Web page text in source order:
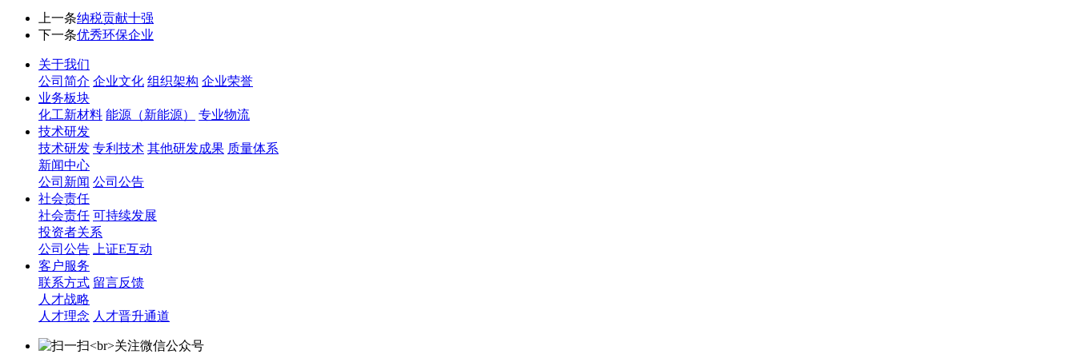
上一条纳税贡献十强
下一条优秀环保企业
关于我们
公司简介 企业文化 组织架构 企业荣誉
业务板块
化工新材料 能源（新能源）
专业物流
技术研发
技术研发 专利技术 其他研发成果 质量体系
新闻中心
公司新闻 公司公告
社会责任
社会责任 可持续发展
投资者关系
公司公告
上证E互动
客户服务
联系方式 留言反馈
人才战略
人才理念 人才晋升通道